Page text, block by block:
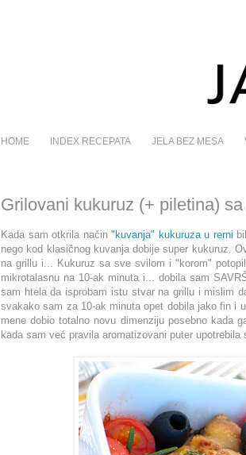
HOME INDEX RECEPATA JELA BEZ MESA
Grilovani kukuruz (+ piletina)
Kada sam otkrila način "kuvanja" kukuruza u rerni
nego kod klasičnog kuvanja dobije super kukuruz.
na grillu i... Kukuruz sa sve svilom i "korom"
mikrotalasnu na 10-ak minuta i... dobila sam
sam htela da isprobam istu stvar na grillu i mislim
svakako sam za 10-ak minuta opet dobila jako fin i
mene dobio totalno novu dimenziju posebno kada
kada sam već pravila aromatizovani puter